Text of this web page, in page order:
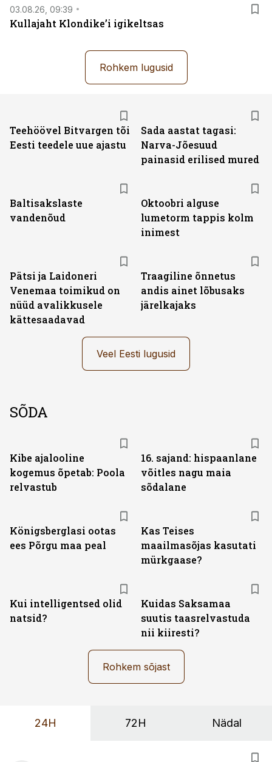
03.08.26, 09:39
Kullajaht Klondike’i igikeltsas
Rohkem lugusid
Teehöövel Bitvargen tõi
Eesti teedele uue ajastu
Sada aastat tagasi:
Narva-Jõesuud
painasid erilised mured
Baltisakslaste
vandenõud
Oktoobri alguse
lumetorm tappis kolm
inimest
Pätsi ja Laidoneri
Venemaa toimikud on
nüüd avalikkusele
kättesaadavad
Traagiline õnnetus
andis ainet lõbusaks
järelkajaks
Veel Eesti lugusid
SÕDA
Kibe ajalooline
kogemus õpetab: Poola
relvastub
16. sajand: hispaanlane
võitles nagu maia
sõdalane
Königsberglasi ootas
ees Põrgu maa peal
Kas Teises
maailmasõjas kasutati
mürkgaase?
Kui intelligentsed olid
natsid?
Kuidas Saksamaa
suutis taasrelvastuda
nii kiiresti?
Rohkem sõjast
24H 72H Nädal